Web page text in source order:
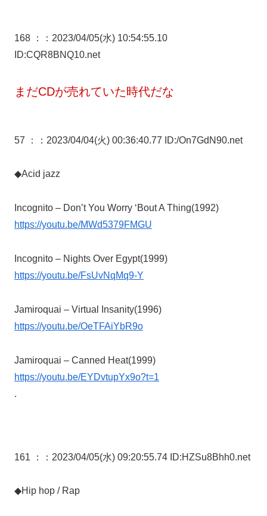
168 ：
：2023/04/05(水) 10:54:55.10
ID:CQR8BNQ10.net
まだCDが売れていた時代だな
57 ： ：2023/04/04(火) 00:36:40.77 ID:/On7GdN90.net
◆Acid jazz
Incognito – Don’t You Worry ‘Bout A Thing(1992)
https://youtu.be/MWd5379FMGU
Incognito – Nights Over Egypt(1999)
https://youtu.be/FsUvNqMq9-Y
Jamiroquai – Virtual Insanity(1996)
https://youtu.be/OeTFAiYbR9o
Jamiroquai – Canned Heat(1999)
https://youtu.be/EYDvtupYx9o?t=1
.
161 ： ：2023/04/05(水) 09:20:55.74 ID:HZSu8Bhh0.net
◆Hip hop / Rap